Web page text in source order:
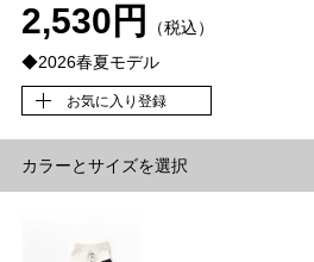
2,530円
（税込）
◆2026春夏モデル
お気に入り登録
カラーとサイズを選択